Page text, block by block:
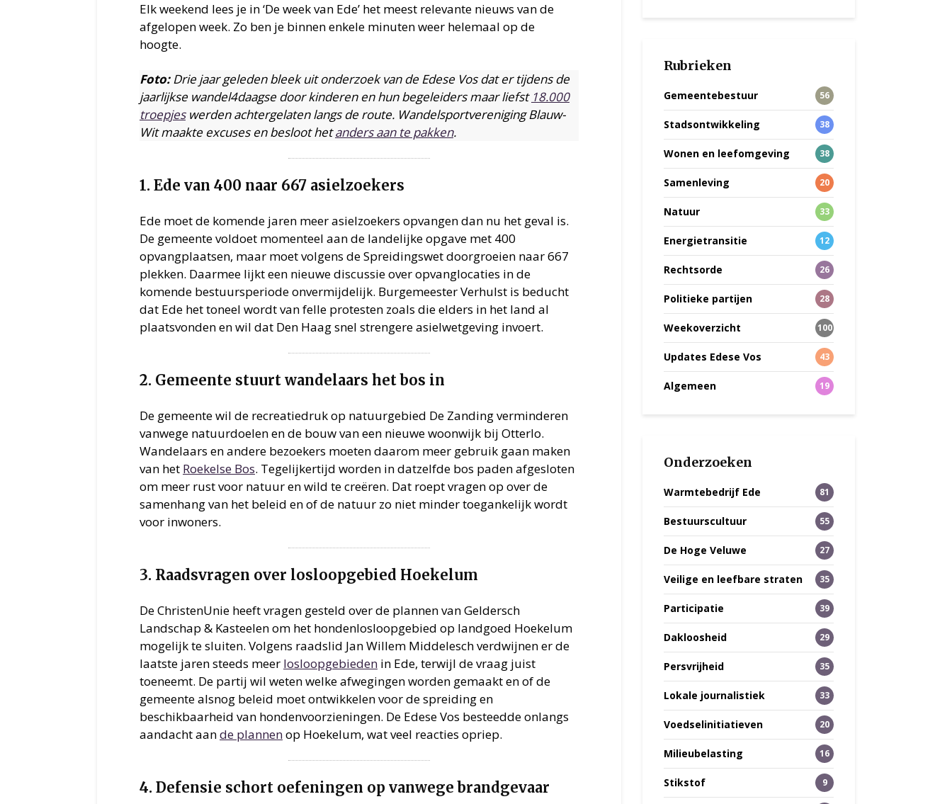
Elk weekend lees je in ‘De week van Ede’ het meest relevante nieuws van de
afgelopen week. Zo ben je binnen enkele minuten weer helemaal op de
hoogte.
Foto:Drie jaar geleden bleek uit onderzoek van de Edese Vos dat er tijdens de
jaarlijkse wandel4daagse door kinderen en hun begeleiders maar liefst 18.000
troepjeswerden achtergelaten langs de route. Wandelsportvereniging Blauw-
Wit maakte excuses en besloot hetanders aan te pakken.
1. Ede van 400 naar 667 asielzoekers
Ede moet de komende jaren meer asielzoekers opvangen dan nu het geval is.
De gemeente voldoet momenteel aan de landelijke opgave met 400
opvangplaatsen, maar moet volgens de Spreidingswet doorgroeien naar 667
plekken. Daarmee lijkt een nieuwe discussie over opvanglocaties in de
komende bestuursperiode onvermijdelijk. Burgemeester Verhulst is beducht
dat Ede het toneel wordt van felle protesten zoals die elders in het land al
plaatsvonden en wil dat Den Haag snel strengere asielwetgeving invoert.
2. Gemeente stuurt wandelaars het bos in
De gemeente wil de recreatiedruk op natuurgebied De Zanding verminderen
vanwege natuurdoelen en de bouw van een nieuwe woonwijk bij Otterlo.
Wandelaars en andere bezoekers moeten daarom meer gebruik gaan maken
van het Roekelse Bos. Tegelijkertijd worden in datzelfde bos paden afgesloten
om meer rust voor natuur en wild te creëren. Dat roept vragen op over de
samenhang van het beleid en of de natuur zo niet minder toegankelijk wordt
voor inwoners.
3. Raadsvragen over losloopgebied Hoekelum
De ChristenUnie heeft vragen gesteld over de plannen van Geldersch
Landschap & Kasteelen om het hondenlosloopgebied op landgoed Hoekelum
mogelijk te sluiten. Volgens raadslid Jan Willem Middelesch verdwijnen er de
laatste jaren steeds meer losloopgebieden in Ede, terwijl de vraag juist
toeneemt. De partij wil weten welke afwegingen worden gemaakt en of de
gemeente alsnog beleid moet ontwikkelen voor de spreiding en
beschikbaarheid van hondenvoorzieningen. De Edese Vos besteedde onlangs
aandacht aande plannenop Hoekelum, wat veel reacties opriep.
4. Defensie schort oefeningen op vanwege brandgevaar
Rubrieken
Gemeentebestuur 56
Stadsontwikkeling 38
Wonen en leefomgeving 38
Samenleving 20
Natuur 33
Energietransitie 12
Rechtsorde 26
Politieke partijen 28
Weekoverzicht 100
Updates Edese Vos 43
Algemeen 19
Onderzoeken
Warmtebedrijf Ede 81
Bestuurscultuur 55
De Hoge Veluwe 27
Veilige en leefbare straten 35
Participatie 39
Dakloosheid 29
Persvrijheid 35
Lokale journalistiek 33
Voedselinitiatieven 20
Milieubelasting 16
Stikstof 9